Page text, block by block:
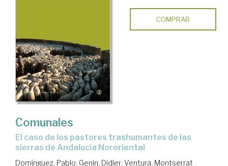
COMPRAR
Comunales
El caso de los pastores trashumantes de las
sierras de Andalucía Nororiental
Domínguez, Pablo; Genin, Didier; Ventura, Montserrat